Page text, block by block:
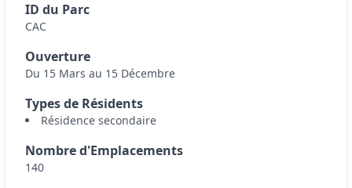
ID du Parc
CAC
Ouverture
Du 15 Mars au 15 Décembre
Types de Résidents
Résidence secondaire
Nombre d'Emplacements
140